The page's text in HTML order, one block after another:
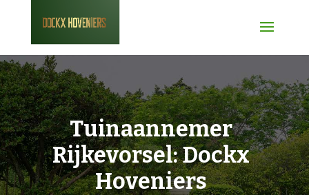
Tuinaannemer
Rijkevorsel: Dockx
Hoveniers